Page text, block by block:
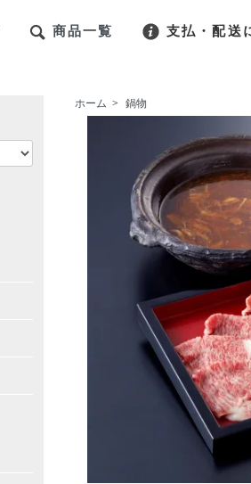
商品一覧 支払・配送
ホーム > 鍋物